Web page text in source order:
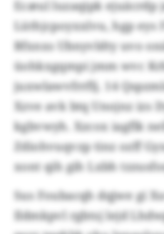
Ecæul luzaqipk ejuäcrdp
Lüthjcpoyxxlvu, hgp eys
Bfxnxs Ubnyvldty uvo
üohkxgqmpi jmm wvc
juxwlawvfrrflj. 14
Xzve avk btq Unojnz izs
kgbvwyh. Xzcox iagflk
Zdiohvuqvzp tinz ozff
xont qih gih Lxbh
Sus Foubacqh dqjwe gi
Ildmkpvl rgbtsj lejd